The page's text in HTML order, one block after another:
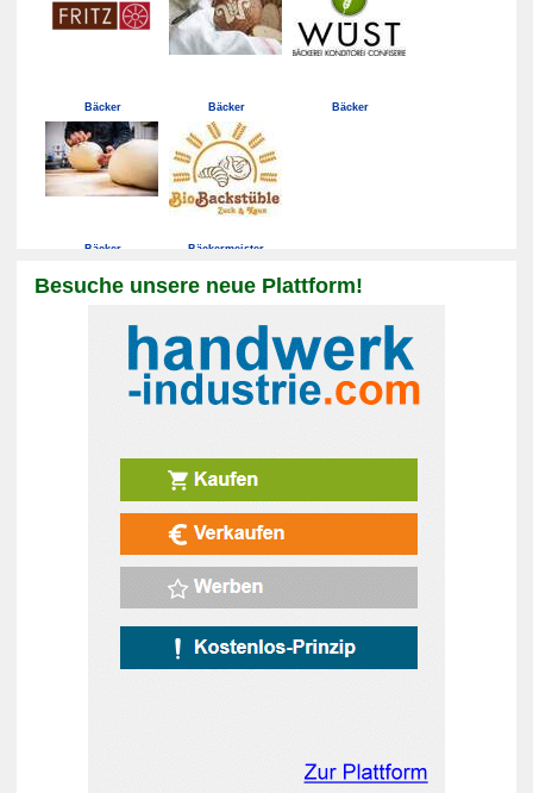
Bäcker Bäcker Bäcker
Bäcker Bäckermeister
Besuche unsere neue Plattform!